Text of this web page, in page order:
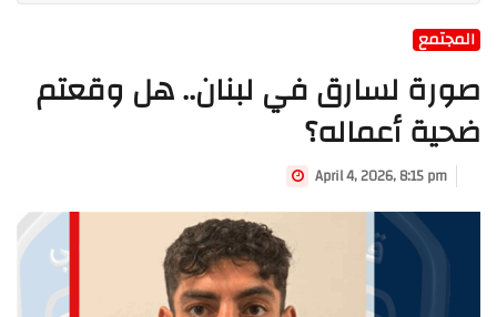
المجتمع
صورة لسارق في لبنان.. هل وقعتم
ضحية أعماله؟
April 4, 2026, 8:15 pm